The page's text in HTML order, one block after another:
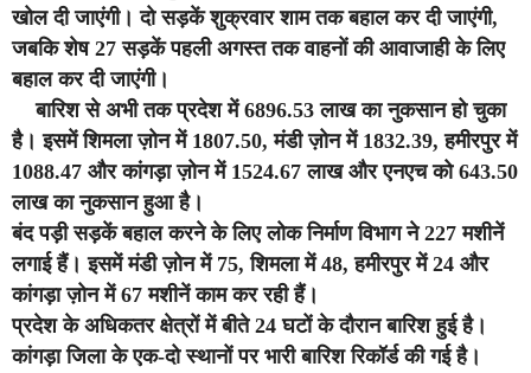
खोल दी जाएंगी। दो सड़कें शुक्रवार शाम तक बहाल कर दी जाएंगी,
जबकि शेष 27 सड़कें पहली अगस्त तक वाहनों की आवाजाही के लिए
बहाल कर दी जाएंगी।
बारिश से अभी तक प्रदेश में 6896.53 लाख का नुकसान हो चुका
है। इसमें शिमला ज़ोन में 1807.50, मंडी ज़ोन में 1832.39, हमीरपुर में
1088.47 और कांगड़ा ज़ोन में 1524.67 लाख और एनएच को 643.50
लाख का नुकसान हुआ है।
बंद पड़ी सड़कें बहाल करने के लिए लोक निर्माण विभाग ने 227 मशीनें
लगाई हैं। इसमें मंडी ज़ोन में 75, शिमला में 48, हमीरपुर में 24 और
कांगड़ा ज़ोन में 67 मशीनें काम कर रही हैं।
प्रदेश के अधिकतर क्षेत्रों में बीते 24 घटों के दौरान बारिश हुई है।
कांगड़ा जिला के एक-दो स्थानों पर भारी बारिश रिकॉर्ड की गई है।